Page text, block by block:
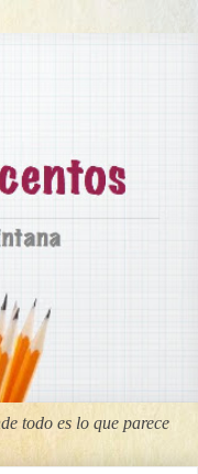
todo es lo que parece